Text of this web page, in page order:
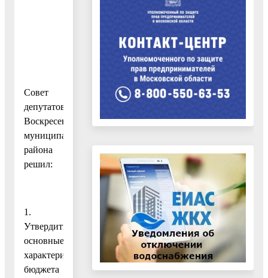
Совет
депутатов
Воскресенского
муниципального
района
решил:
1.
Утвердить
основные
характеристики
бюджета